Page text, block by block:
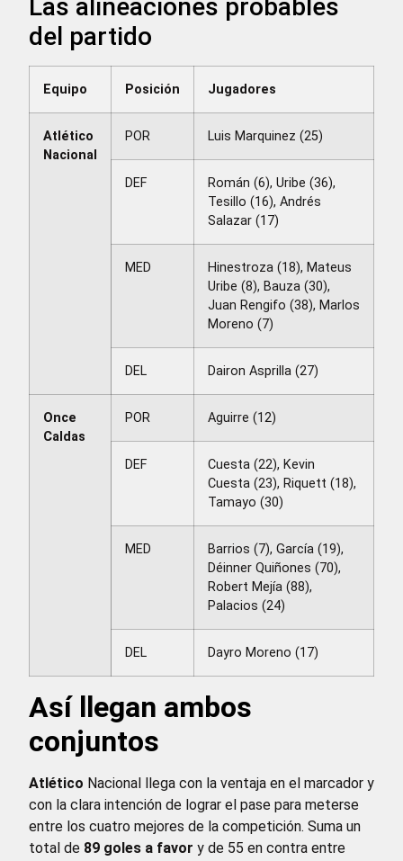
Las alineaciones probables
del partido
Equipo Posición Jugadores
Atlético
Nacional
POR Luis Marquinez (25)
DEF
Román (6), Uribe (36),
Tesillo (16), Andrés
Salazar (17)
MED
Hinestroza (18), Mateus
Uribe (8), Bauza (30),
Juan Rengifo (38), Marlos
Moreno (7)
DEL Dairon Asprilla (27)
Once
Caldas
POR Aguirre (12)
DEF
Cuesta (22), Kevin
Cuesta (23), Riquett (18),
Tamayo (30)
MED
Barrios (7), García (19),
Déinner Quiñones (70),
Robert Mejía (88),
Palacios (24)
DEL Dayro Moreno (17)
Así llegan ambos
conjuntos
Atlético Nacional llega con la ventaja en el marcador y
con la clara intención de lograr el pase para meterse
entre los cuatro mejores de la competición. Suma un
total de 89 goles a favor y de 55 en contra entre